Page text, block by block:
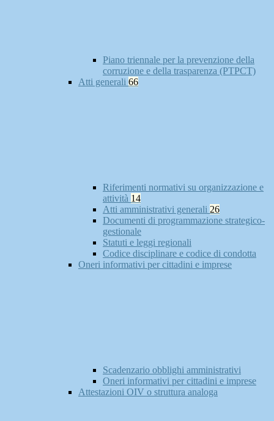
Piano triennale per la prevenzione della
corruzione e della trasparenza (PTPCT)
Atti generali 66
Riferimenti normativi su organizzazione e
attività 14
Atti amministrativi generali 26
Documenti di programmazione strategico-
gestionale
Statuti e leggi regionali
Codice disciplinare e codice di condotta
Oneri informativi per cittadini e imprese
Scadenzario obblighi amministrativi
Oneri informativi per cittadini e imprese
Attestazioni OIV o struttura analoga